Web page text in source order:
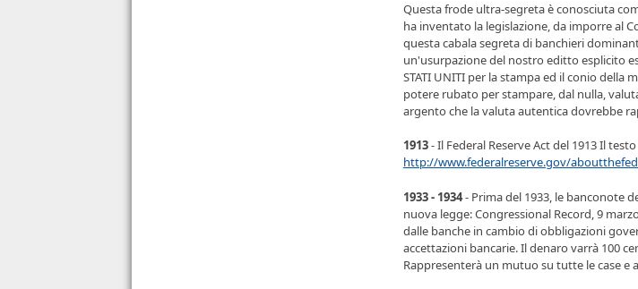
Questa frode ultra-segreta è conosciuta
ha inventato la legislazione, da imporre al
questa cabala segreta di banchieri dominanti
un'usurpazione del nostro editto esplicito
STATI UNITI per la stampa ed il conio
potere rubato per stampare, dal nulla,
argento che la valuta autentica dovrebbe
1913- Il Federal Reserve Act del 1913 Il
http://www.federalreserve.gov/
1933 - 1934- Prima del 1933, le banconote
nuova legge: Congressional Record, 9
dalle banche in cambio di obbligazioni
accettazioni bancarie. Il denaro varrà 100
Rappresenterà un mutuo su tutte le case